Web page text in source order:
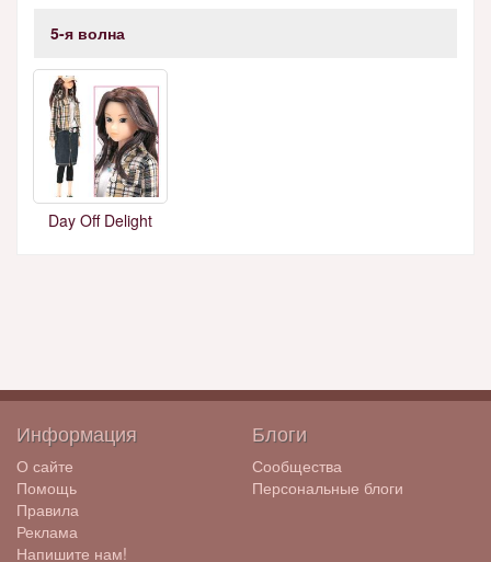
5-я волна
Day Off Delight
Информация
О сайте
Помощь
Правила
Реклама
Напишите нам!
Блоги
Сообщества
Персональные блоги